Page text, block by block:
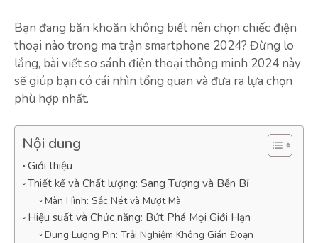
Bạn đang băn khoăn không biết nên chọn chiếc điện
thoại nào trong ma trận smartphone 2024? Đừng lo
lắng, bài viết so sánh điện thoại thông minh 2024 này
sẽ giúp bạn có cái nhìn tổng quan và đưa ra lựa chọn
phù hợp nhất.
Nội dung
Giới thiệu
Thiết kế và Chất lượng: Sang Tượng và Bền Bỉ
Màn Hình: Sắc Nét và Mượt Mà
Hiệu suất và Chức năng: Bứt Phá Mọi Giới Hạn
Dung Lượng Pin: Trải Nghiệm Không Gián Đoạn